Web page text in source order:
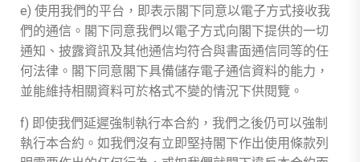
e) 使用我們的平台，即表示閣下同意以電子方式接收我
們的通信。閣下同意我們以電子方式向閣下提供的一切
通知、披露資訊及其他通信均符合與書面通信同等的任
何法律。閣下同意閣下具備儲存電子通信資料的能力，
並能維持相關資料可於格式不變的情況下供閱覽。
f) 即使我們延遲強制執行本合約，我們之後仍可以強制
執行本合約。如我們沒有立即堅持閣下作出使用條款列